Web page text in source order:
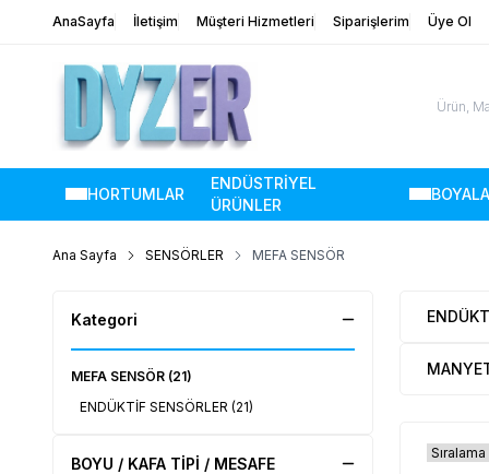
AnaSayfa İletişim Müşteri Hizmetleri Siparişlerim Üye Ol
HORTUMLAR
ENDÜSTRİYEL
ÜRÜNLER
Ana Sayfa SENSÖRLER MEFA SENSÖR
Kategori
MEFA SENSÖR (21)
ENDÜKTİF SENSÖRLER (21)
BOYU / KAFA TİPİ / MESAFE